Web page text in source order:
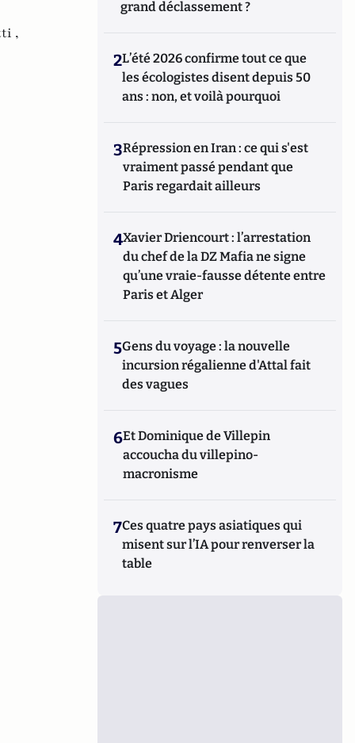
,
grand déclassement ?
2L’été 2026 confirme tout ce que
les écologistes disent depuis 50
ans : non, et voilà pourquoi
3Répression en Iran : ce qui s'est
vraiment passé pendant que
Paris regardait ailleurs
4Xavier Driencourt : l’arrestation
du chef de la DZ Mafia ne signe
qu’une vraie-fausse détente entre
Paris et Alger
5Gens du voyage : la nouvelle
incursion régalienne d'Attal fait
des vagues
6Et Dominique de Villepin
accoucha du villepino-
macronisme
7Ces quatre pays asiatiques qui
misent sur l’IA pour renverser la
table